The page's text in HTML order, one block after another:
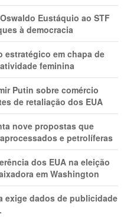
Eustáquio ao STF
à democracia
estratégico em chapa de
feminina
Putin sobre comércio
de retaliação dos EUA
nove propostas que
e petrolíferas
dos EUA na eleição
em Washington
exige dados de publicidade